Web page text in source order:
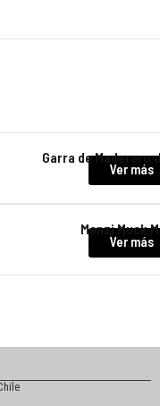
Garra de Maderero
Ver más
Menzi Muck
Ver más